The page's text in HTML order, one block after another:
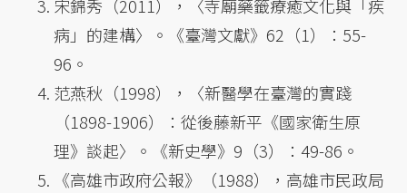
宋錦秀（2011），〈寺廟藥籤療癒文化與「疾
病」的建構〉。《臺灣文獻》62（1）：55-
96。
范燕秋（1998），〈新醫學在臺灣的實踐
（1898-1906）：從後藤新平《國家衛生原
理》談起〉。《新史學》9（3）：49-86。
《高雄市政府公報》（1988），高雄市民政局